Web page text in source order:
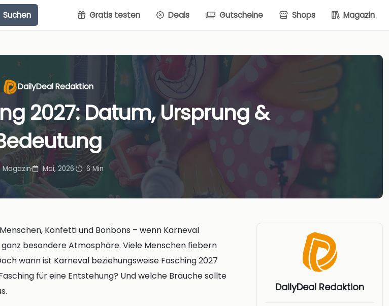
Suchen Gratis testen Deals Gutscheine Shops Magazin
DailyDeal Redaktion
2027: Datum, Ursprung &
Magazin· Mai, 2026· 6 Min
Konfetti und Bonbons – wenn Karneval
besondere Atmosphäre. Viele Menschen fiebern
wann ist Karneval beziehungsweise Fasching 2027
für eine Entstehung? Und welche Bräuche sollte
DailyDeal Redaktion